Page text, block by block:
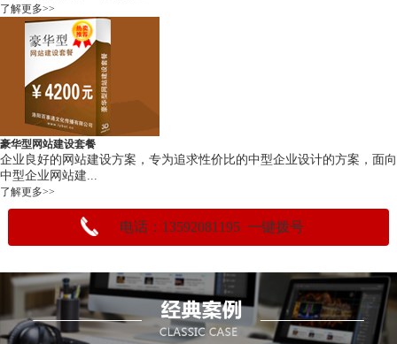
了解更多>>
豪华型网站建设套餐
企业良好的网站建设方案，专为追求性价比的中型企业设计的方案，面向
中型企业网站建...
了解更多>>
电话：13592081195 一键拨号